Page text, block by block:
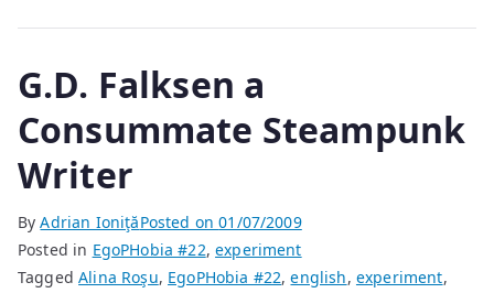
G.D. Falksen a
Consummate Steampunk
Writer
ByAdrian IoniţăPosted on01/07/2009
Posted in EgoPHobia #22,experiment
TaggedAlina Roşu, EgoPHobia #22,english, experiment,